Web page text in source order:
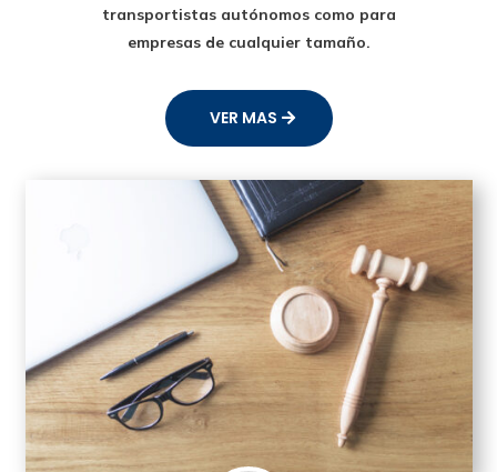
transportistas autónomos como para
empresas de cualquier tamaño.
VER MAS